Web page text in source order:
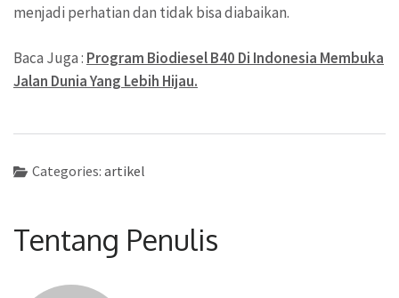
menjadi perhatian dan tidak bisa diabaikan.
Baca Juga : Program Biodiesel B40 Di Indonesia Membuka
Jalan Dunia Yang Lebih Hijau.
Categories: artikel
Tentang Penulis